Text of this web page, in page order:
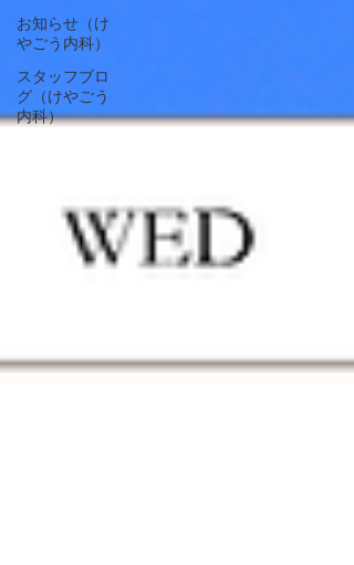
お知らせ（け
やごう内科）
スタッフブロ
グ（けやごう
内科）